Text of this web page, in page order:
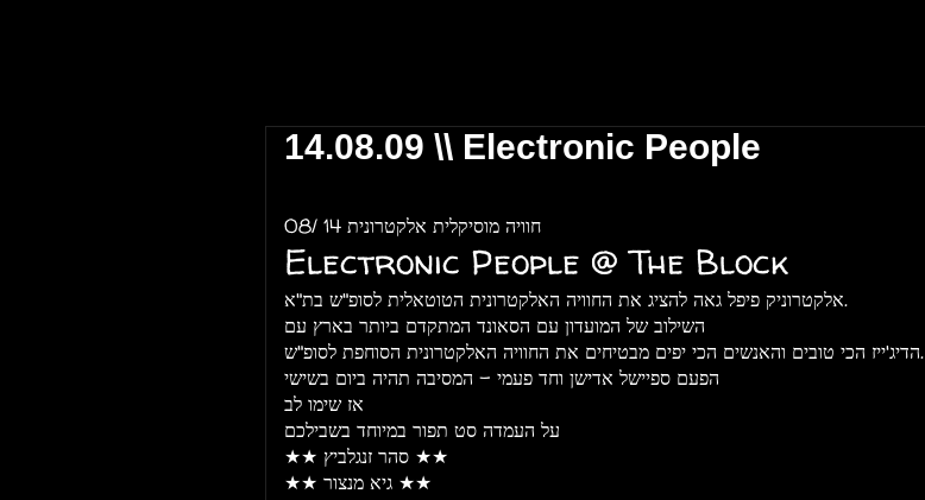
14.08.09 \\ Electronic People
חוויה מוסיקלית אלקטרונית 14 /08
Electronic People @ The Block
אלקטרוניק פיפל גאה להציג את החוויה האלקטרונית הטוטאלית לסופ"ש בת"א.
השילוב של המועדון עם הסאונד המתקדם ביותר בארץ עם
הדיג'ייז הכי טובים והאנשים הכי יפים מבטיחים את החוויה האלקטרונית הסוחפת לסופ"ש.
הפעם ספיישל אדישן וחד פעמי - המסיבה תהיה ביום בשישי
אז שימו לב
על העמדה סט תפור במיוחד בשבילכם
★★ סהר זנגלביץ ★★
★★ גיא מנצור ★★